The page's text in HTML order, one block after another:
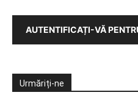
AUTENTIFICAȚI-VĂ
Urmăriți-ne